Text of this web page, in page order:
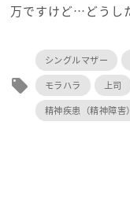
万ですけど…どうし
local_offer
シングルマザー
モラハラ
上司
精神疾患（精神障害）